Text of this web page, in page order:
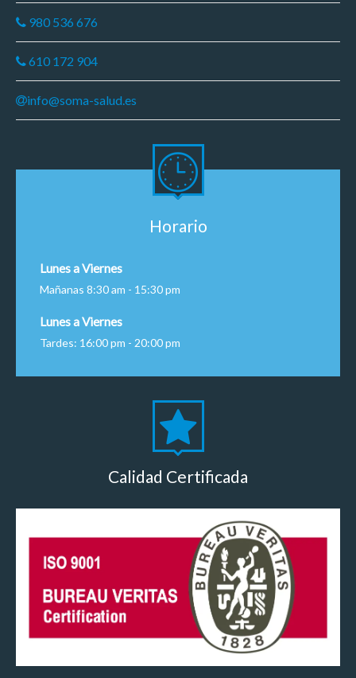
980 536 676
610 172 904
info@soma-salud.es
Horario
Lunes a Viernes
Mañanas 8:30 am - 15:30 pm
Lunes a Viernes
Tardes: 16:00 pm - 20:00 pm
Calidad Certificada